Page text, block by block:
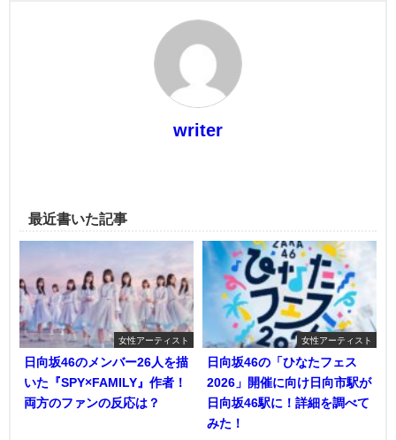
writer
最近書いた記事
女性アーティスト
日向坂46のメンバー26人を描
いた『SPY×FAMILY』作者！
両方のファンの反応は？
女性アーティスト
日向坂46の「ひなたフェス
2026」開催に向け日向市駅が
日向坂46駅に！詳細を調べて
みた！